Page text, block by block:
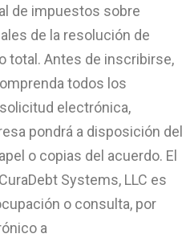
de impuestos sobre
de la resolución de
total. Antes de inscribirse,
todos los
electrónica,
pondrá a disposición del
o copias del acuerdo. El
Systems, LLC es
o consulta, por
a